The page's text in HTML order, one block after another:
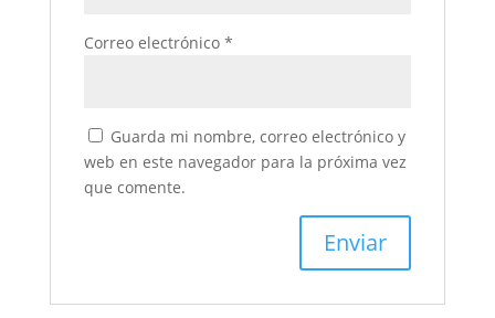
Correo electrónico *
Guarda mi nombre, correo electrónico y
web en este navegador para la próxima vez
que comente.